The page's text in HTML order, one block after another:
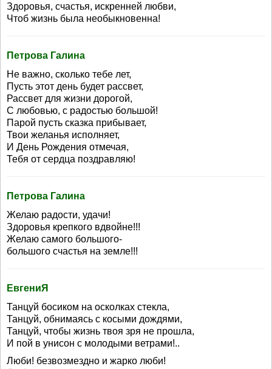
Здоровья, счастья, искренней любви,
Чтоб жизнь была необыкновенна!
Петрова Галина
Не важно, сколько тебе лет,
Пусть этот день будет рассвет,
Рассвет для жизни дорогой,
С любовью, с радостью большой!
Парой пусть сказка прибывает,
Твои желанья исполняет,
И День Рождения отмечая,
Тебя от сердца поздравляю!
Петрова Галина
Желаю радости, удачи!
Здоровья крепкого вдвойне!!!
Желаю самого большого-
большого счастья на земле!!!
ЕвгениЯ
Танцуй босиком на осколках стекла,
Танцуй, обнимаясь с косыми дождями,
Танцуй, чтобы жизнь твоя зря не прошла,
И пой в унисон с молодыми ветрами!..
Люби! безвозмездно и жарко люби!